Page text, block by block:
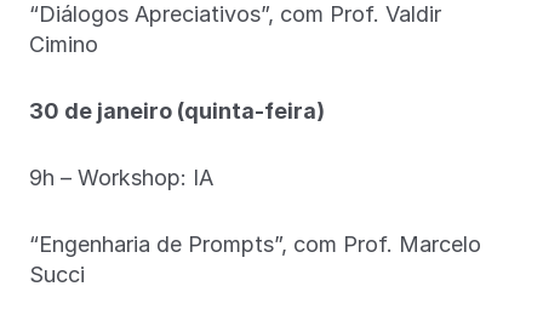
“Diálogos Apreciativos”, com Prof. Valdir
Cimino
30 de janeiro (quinta-feira)
9h – Workshop: IA
“Engenharia de Prompts”, com Prof. Marcelo
Succi